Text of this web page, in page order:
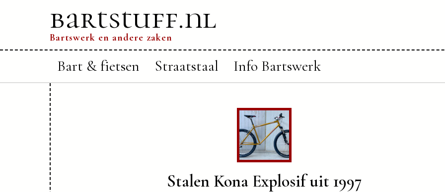
bartstuff.nl
Bartswerk en andere zaken
Bart & fietsen Straatstaal Info Bartswerk
Stalen Kona Explosif uit 1997